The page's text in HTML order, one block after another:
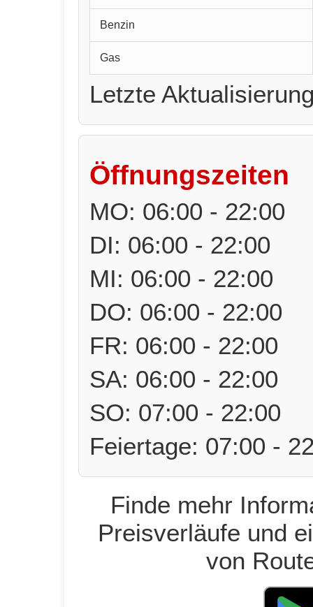
Benzin
Gas
Letzte
Öffnungszeiten
MO: 06:00 - 22:00
DI: 06:00 - 22:00
MI: 06:00 - 22:00
DO: 06:00 - 22:00
FR: 06:00 - 22:00
SA: 06:00 - 22:00
SO: 07:00 - 22:00
Feiertage: 07:00 -
Finde mehr
Preisverläufe und
von